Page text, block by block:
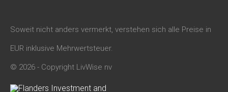
Soweit nicht anders vermerkt, verstehen sich alle Preise in
EUR inklusive Mehrwertsteuer.
© 2026 - Copyright LivWise nv